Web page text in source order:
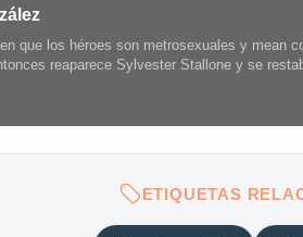
que los héroes son metrosexuales y mean
reaparece Sylvester Stallone y se
ETIQUETAS